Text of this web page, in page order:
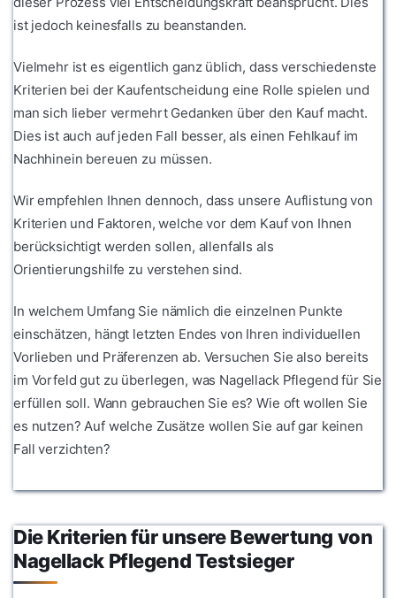
ist jedoch keinesfalls zu beanstanden.
Vielmehr ist es eigentlich ganz üblich, dass verschiedenste
Kriterien bei der Kaufentscheidung eine Rolle spielen und
man sich lieber vermehrt Gedanken über den Kauf macht.
Dies ist auch auf jeden Fall besser, als einen Fehlkauf im
Nachhinein bereuen zu müssen.
Wir empfehlen Ihnen dennoch, dass unsere Auflistung von
Kriterien und Faktoren, welche vor dem Kauf von Ihnen
berücksichtigt werden sollen, allenfalls als
Orientierungshilfe zu verstehen sind.
In welchem Umfang Sie nämlich die einzelnen Punkte
einschätzen, hängt letzten Endes von Ihren individuellen
Vorlieben und Präferenzen ab. Versuchen Sie also bereits
im Vorfeld gut zu überlegen, was Nagellack Pflegend für Sie
erfüllen soll. Wann gebrauchen Sie es? Wie oft wollen Sie
es nutzen? Auf welche Zusätze wollen Sie auf gar keinen
Fall verzichten?
Die Kriterien für unsere Bewertung von
Nagellack Pflegend Testsieger